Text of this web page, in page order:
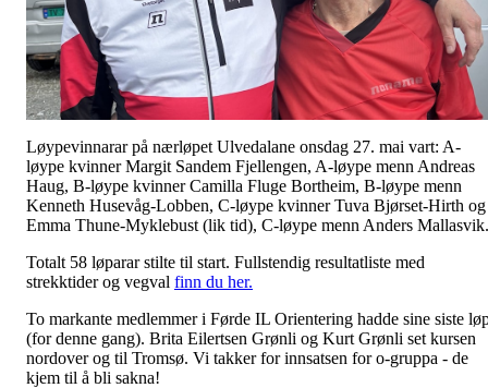
Løypevinnarar på nærløpet Ulvedalane onsdag 27. mai vart: A-
løype kvinner Margit Sandem Fjellengen, A-løype menn Andreas
Haug, B-løype kvinner Camilla Fluge Bortheim, B-løype menn
Kenneth Husevåg-Lobben, C-løype kvinner Tuva Bjørset-Hirth og
Emma Thune-Myklebust (lik tid), C-løype menn Anders Mallasvik.
Totalt 58 løparar stilte til start. Fullstendig resultatliste med
strekktider og vegval finn du her.
To markante medlemmer i Førde IL Orientering hadde sine siste
(for denne gang). Brita Eilertsen Grønli og Kurt Grønli set kursen
nordover og til Tromsø. Vi takker for innsatsen for o-gruppa - de
kjem til å bli sakna!